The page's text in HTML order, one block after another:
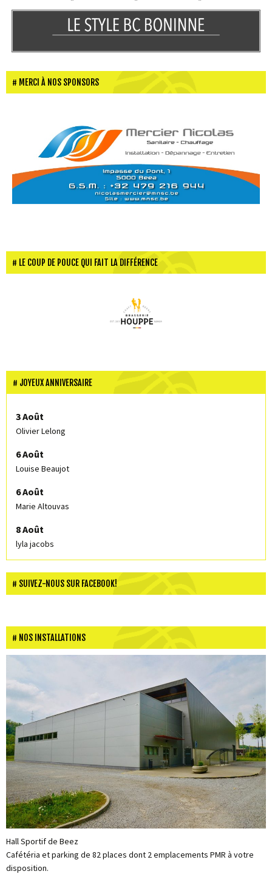
MERCI À NOS SPONSORS
LE COUP DE POUCE QUI FAIT LA DIFFÉRENCE
JOYEUX ANNIVERSAIRE
3 Août
Olivier Lelong
6 Août
Louise Beaujot
6 Août
Marie Altouvas
8 Août
lyla jacobs
SUIVEZ-NOUS SUR FACEBOOK!
NOS INSTALLATIONS
Hall Sportif de Beez
Cafétéria et parking de 82 places dont 2 emplacements PMR à votre
disposition.